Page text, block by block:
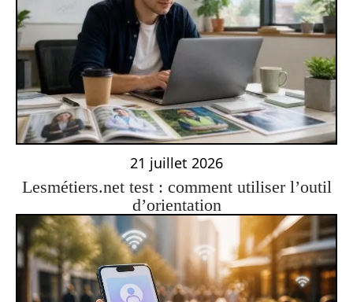
21 juillet 2026
Lesmétiers.net test : comment utiliser l’outil
d’orientation